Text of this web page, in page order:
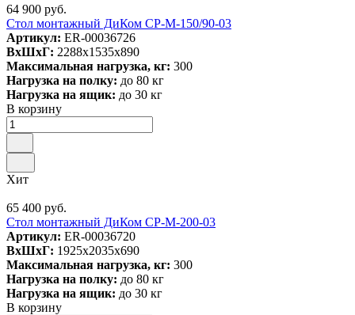
64 900 руб.
Стол монтажный ДиКом СР-М-150/90-03
Артикул: ER-00036726
ВxШxГ: 2288x1535x890
Максимальная нагрузка, кг: 300
Нагрузка на полку: до 80 кг
Нагрузка на ящик: до 30 кг
В корзину
Хит
65 400 руб.
Стол монтажный ДиКом СР-М-200-03
Артикул: ER-00036720
ВxШxГ: 1925x2035x690
Максимальная нагрузка, кг: 300
Нагрузка на полку: до 80 кг
Нагрузка на ящик: до 30 кг
В корзину